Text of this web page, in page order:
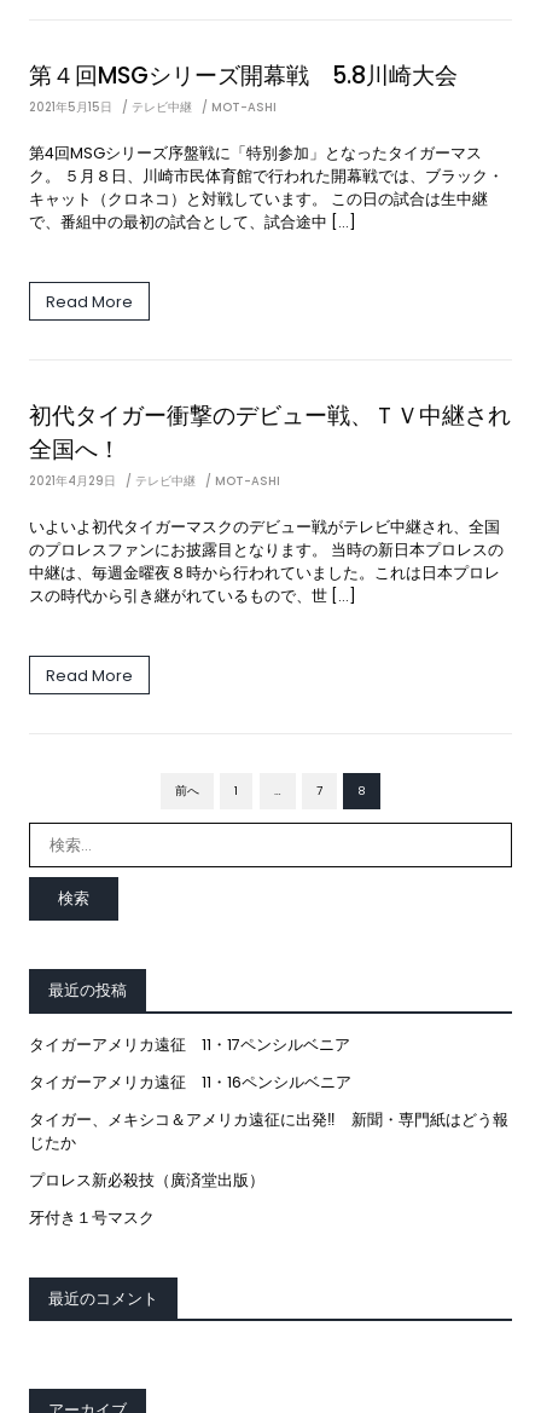
第４回MSGシリーズ開幕戦 5.8川崎大会
2021年5月15日 テレビ中継 MOT-ASHI
第4回MSGシリーズ序盤戦に「特別参加」となったタイガーマス
ク。 ５月８日、川崎市民体育館で行われた開幕戦では、ブラック・
キャット（クロネコ）と対戦しています。 この日の試合は生中継
で、番組中の最初の試合として、試合途中 […]
Read More
初代タイガー衝撃のデビュー戦、ＴＶ中継され
全国へ！
2021年4月29日 テレビ中継 MOT-ASHI
いよいよ初代タイガーマスクのデビュー戦がテレビ中継され、全国
のプロレスファンにお披露目となります。 当時の新日本プロレスの
中継は、毎週金曜夜８時から行われていました。これは日本プロレ
スの時代から引き継がれているもので、世 […]
Read More
投
の
ジ
前へ 1 7 8
最近の投稿
タイガーアメリカ遠征 11・17ペンシルベニア
タイガーアメリカ遠征 11・16ペンシルベニア
タイガー、メキシコ＆アメリカ遠征に出発‼ 新聞・専門紙はどう報
じたか
プロレス新必殺技（廣済堂出版）
牙付き１号マスク
最近のコメント